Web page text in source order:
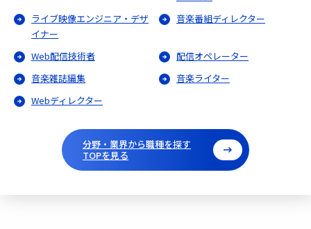
ライブ映像エンジニア・デザ
イナー
音楽番組ディレクター
Web配信技術者
配信オペレーター
音楽雑誌編集
音楽ライター
Webディレクター
分野・業界から職種を探す
TOPを見る